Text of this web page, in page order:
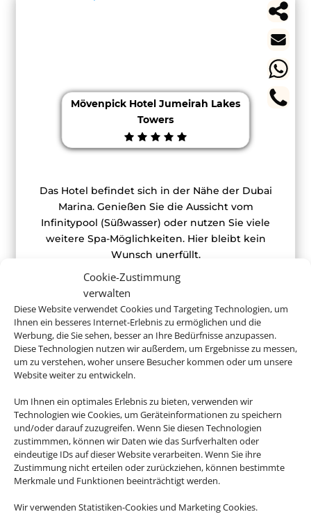
Cookie-Zustimmung
verwalten
Diese Website verwendet Cookies und Targeting Technologien, um
Ihnen ein besseres Internet-Erlebnis zu ermöglichen und die
Werbung, die Sie sehen, besser an Ihre Bedürfnisse anzupassen.
Diese Technologien nutzen wir außerdem, um Ergebnisse zu messen,
um zu verstehen, woher unsere Besucher kommen oder um unsere
Website weiter zu entwickeln.
Um Ihnen ein optimales Erlebnis zu bieten, verwenden wir
Technologien wie Cookies, um Geräteinformationen zu speichern
und/oder darauf zuzugreifen. Wenn Sie diesen Technologien
zustimmmen, können wir Daten wie das Surfverhalten oder
eindeutige IDs auf dieser Website verarbeiten. Wenn Sie ihre
Zustimmung nicht erteilen oder zurückziehen, können bestimmte
Merkmale und Funktionen beeinträchtigt werden.
Wir verwenden Statistiken-Cookies und Marketing Cookies.
Mövenpick Hotel Jumeirah Lakes
Towers
Das Hotel befindet sich in der Nähe der Dubai
Marina. Genießen Sie die Aussicht vom
Infinitypool (Süßwasser) oder nutzen Sie viele
weitere Spa-Möglichkeiten. Hier bleibt kein
Wunsch unerfüllt.
ab 770 € (p.P.)
Buchen Sie jetzt Ihren Urlaub in Dubai